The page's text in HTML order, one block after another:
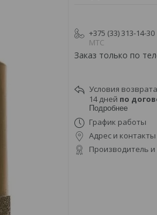
+375 (33) 313-14-30
МТС
Заказ только по
14 дней по
Подробнее
График работы
Адрес и контакты
Производитель и